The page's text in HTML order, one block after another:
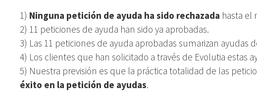
1) Ninguna petición de ayuda ha sido rechazada hasta el
2) 11 peticiones de ayuda han sido ya aprobadas.
3) Las 11 peticiones de ayuda aprobadas sumarizan ayudas
4) Los clientes que han solicitado a través de Evolutia
5) Nuestra previsión es que la práctica totalidad de las
éxito en la petición de ayudas.